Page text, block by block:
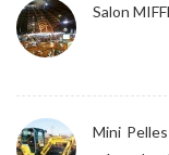
Salon
Mini